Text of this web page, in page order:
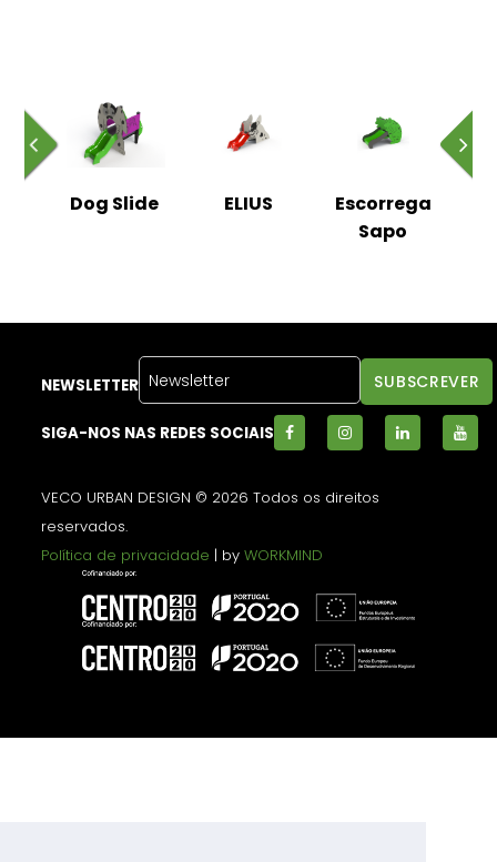
Dog Slide ELIUS
Escorrega
Sapo
NEWSLETTER
SIGA-NOS NAS REDES SOCIAIS
VECO URBAN DESIGN © 2026 Todos os direitos
reservados.
Política de privacidade | byWORKMIND